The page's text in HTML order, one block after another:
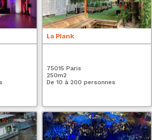
La Plank
75015 Paris
250m2
De 10 à 200 personnes